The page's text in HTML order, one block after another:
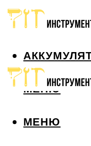
МЕНЮ
МЕНЮ